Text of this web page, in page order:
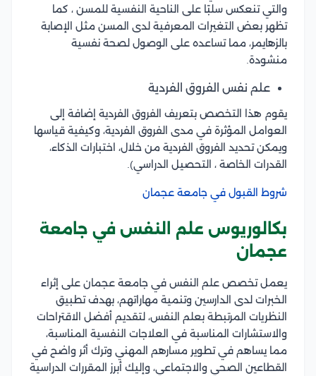
والتي تنعكس سلبًا على الناحية النفسية للمسن ، كما
تظهر بعض التغيرات المعرفية لدى المسن مثل الإصابة
بالزهايمر، مما تساعده على الوصول لصحة نفسية
منشودة.
علم نفس الفروق الفردية
يقوم هذا التخصص بتعريف الفروق الفردية إضافة إلى
العوامل المؤثرة في مدى الفروق الفردية، وكيفية قياسها
ويمكن تحديد الفروق الفردية من خلال، اختبارات الذكاء،
القدرات الخاصة ، التحصيل الدراسي).
شروط القبول في جامعة عجمان
بكالوريوس علم النفس في جامعة
عجمان
يعمل تخصص علم النفس في جامعة عجمان على إثراء
الخبرات لدى الدارسين وتنمية مهاراتهم، بهدف تطبيق
النظريات المرتبطة بعلم النفس، لتقديم أفضل الاقتراحات
والاستشارات المناسبة في العلاجات النفسية المناسبة،
مما يساهم في تطوير مسارهم المهني وترك أثر واضح في
القطاعين الصحي والاجتماعي، وإليك أبرز المقررات الدراسية